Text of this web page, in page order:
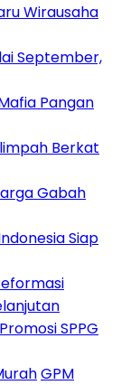
Wirausaha
September,
Pangan
Berkat
Gabah
Siap
SPPG
GPM